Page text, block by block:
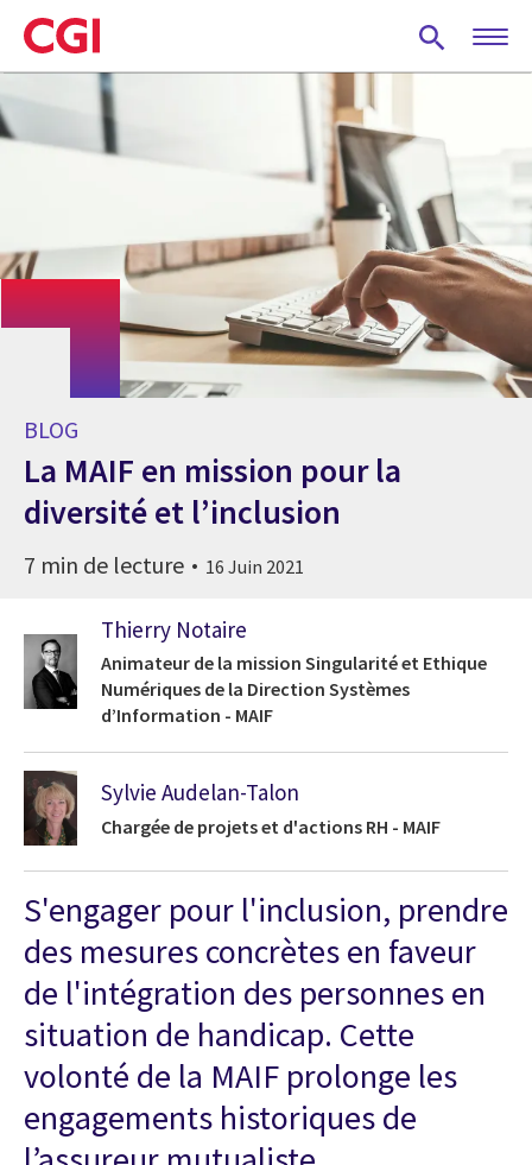
Skip
to
main
BLOG
La MAIF en mission pour la
diversité et l’inclusion
7 min de lecture 16 Juin 2021
Thierry Notaire
Animateur de la mission Singularité et Ethique
Numériques de la Direction Systèmes
d’Information - MAIF
Sylvie Audelan-Talon
Chargée de projets et d'actions RH - MAIF
S'engager pour l'inclusion, prendre
des mesures concrètes en faveur
de l'intégration des personnes en
situation de handicap. Cette
volonté de la MAIF prolonge les
engagements historiques de